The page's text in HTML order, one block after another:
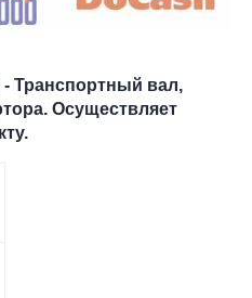
- Транспортный вал,
Осуществляет